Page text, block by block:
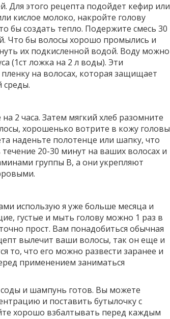
Для этого рецепта подойдет кефир или
кислое молоко, накройте голову
бы создать тепло. Подержите смесь 30
Что бы волосы хорошо промылись и
их подкисленной водой. Воду можно
(1ст ложка на 2 л воды). Эти
на волосах, которая защищает
среды.
2 часа. Затем мягкий хлеб разомните
хорошенько вотрите в кожу головы
наденьте полотенце или шапку, что
20-30 минут на ваших волосах и
группы В, а они укрепляют
использую я уже больше месяца и
густые и мыть голову можно 1 раз в
прост. Вам понадобиться обычная
вылечит ваши волосы, так он еще и
то, что его можно развести заранее и
применением заниматься
и шампунь готов. Вы можете
и поставить бутылочку с
хорошо взбалтывать перед каждым